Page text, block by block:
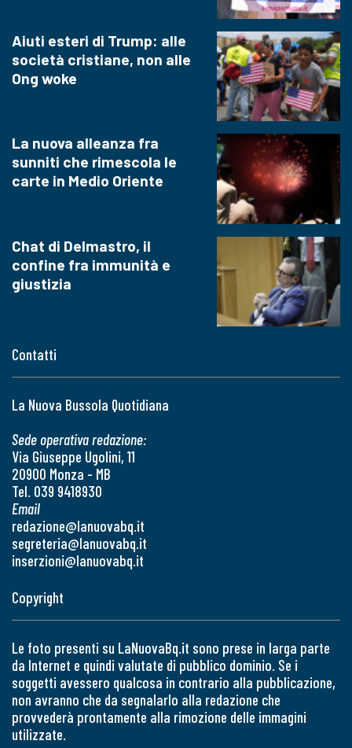
Contatti
La Nuova Bussola Quotidiana
Sede operativa redazione:
Via Giuseppe Ugolini, 11
20900 Monza - MB
Tel. 039 9418930
Email
redazione@lanuovabq.it
segreteria@lanuovabq.it
inserzioni@lanuovabq.it
Aiuti esteri di Trump: alle
società cristiane, non alle
Ong woke
La nuova alleanza fra
sunniti che rimescola le
carte in Medio Oriente
Chat di Delmastro, il
confine fra immunità e
giustizia
Copyright
Le foto presenti su LaNuovaBq.it sono prese in larga parte
da Internet e quindi valutate di pubblico dominio. Se i
soggetti avessero qualcosa in contrario alla pubblicazione,
non avranno che da segnalarlo alla redazione che
provvederà prontamente alla rimozione delle immagini
utilizzate.